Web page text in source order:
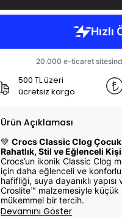
500 TL üzeri
ücretsiz kargo
Ürün Açıklaması
💚 Crocs Classic Clog
Rahatlık, Stil ve Eğlenceli
Crocs’un ikonik Classic Clog
için daha eğlenceli ve
hafifliği, suya dayanıklı
Croslite™ malzemesiyle küçük
mükemmel bir tercih.
Devamını Göster